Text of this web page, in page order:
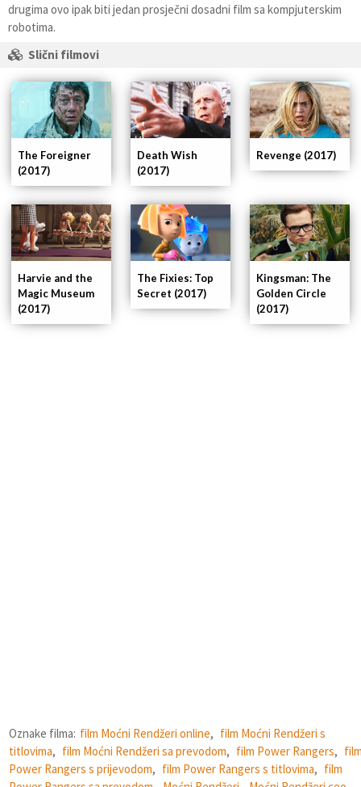
drugima ovo ipak biti jedan prosječni dosadni film sa kompjuterskim
robotima.
Slični filmovi
Kingsman: The
Golden Circle
(2017)
The Fixies: Top
Secret (2017)
Harvie and the
Magic Museum
(2017)
Revenge (2017)
Death Wish
(2017)
The Foreigner
(2017)
Oznake filma: film Moćni Rendžeri online, film Moćni Rendžeri s
titlovima, film Moćni Rendžeri sa prevodom, film Power Rangers,
Power Rangers s prijevodom, film Power Rangers s titlovima, film